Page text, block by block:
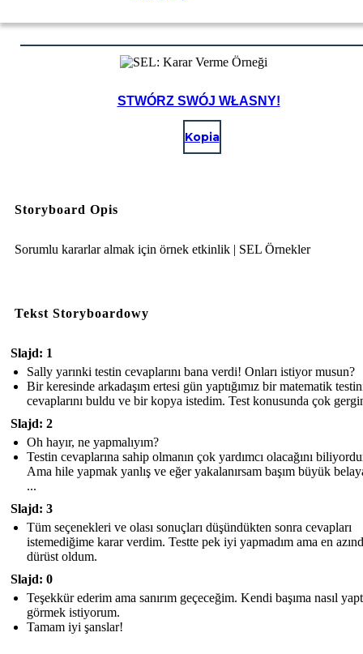
STWÓRZ SWÓJ WŁASNY!
Kopia
Storyboard Opis
Sorumlu kararlar almak için örnek etkinlik | SEL Örnekler
Tekst Storyboardowy
Slajd: 1
Sally yarınki testin cevaplarını bana verdi! Onları istiyor musun?
Bir keresinde arkadaşım ertesi gün yaptığımız bir matematik
cevaplarını buldu ve bir kopya istedim. Test konusunda çok
Slajd: 2
Oh hayır, ne yapmalıyım?
Testin cevaplarına sahip olmanın çok yardımcı olacağını
Ama hile yapmak yanlış ve eğer yakalanırsam başım büyük
...
Slajd: 3
Tüm seçenekleri ve olası sonuçları düşündükten sonra cevapları
istemediğime karar verdim. Testte pek iyi yapmadım ama en
dürüst oldum.
Slajd: 0
Teşekkür ederim ama sanırım geçeceğim. Kendi başıma nasıl
görmek istiyorum.
Tamam iyi şanslar!